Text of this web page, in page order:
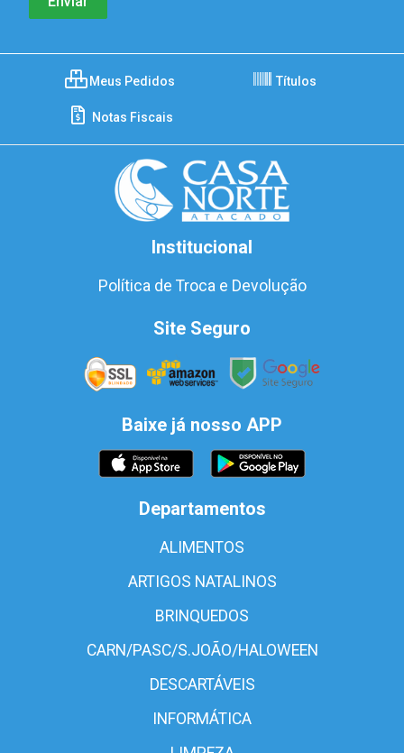
Meus Pedidos Títulos
Notas Fiscais
Institucional
Política de Troca e Devolução
Site Seguro
Baixe já nosso APP
Departamentos
ALIMENTOS
ARTIGOS NATALINOS
BRINQUEDOS
CARN/PASC/S.JOÃO/HALOWEEN
DESCARTÁVEIS
INFORMÁTICA